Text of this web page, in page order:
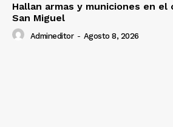
Hallan armas y municiones en el
San Miguel
Admineditor - Agosto 8, 2026